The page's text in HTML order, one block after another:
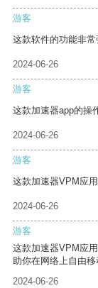
游客
这款软件的功能非常
2024-06-26
游客
这款加速器app的操
2024-06-26
游客
这款加速器VPM应
2024-06-26
游客
这款加速器VPM应
助你在网络上自由移
2024-06-26